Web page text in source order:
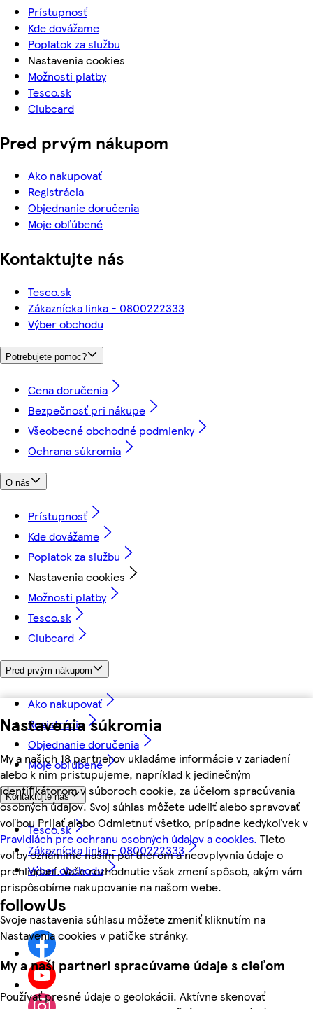
Nastavenia súkromia
My a našich 18 partnerov ukladáme informácie v zariadení
alebo k nim pristupujeme, napríklad k jedinečným
identifikátorom v súboroch cookie, za účelom spracúvania
osobných údajov. Svoj súhlas môžete udeliť alebo spravovať
voľbou Prijať alebo Odmietnuť všetko, prípadne kedykoľvek v
Pravidlách pre ochranu osobných údajov a cookies. Tieto
voľby oznámime našim partnerom a neovplyvnia údaje o
prehliadaní. Vaše rozhodnutie však zmení spôsob, akým vám
prispôsobíme nakupovanie na našom webe.
Svoje nastavenia súhlasu môžete zmeniť kliknutím na
Nastavenia cookies v pätičke stránky.
My a naši partneri spracúvame údaje s cieľom
Používať presné údaje o geolokácii. Aktívne skenovať
Prístupnosť
Kde dovážame
Poplatok za službu
Nastavenia cookies
Možnosti platby
Tesco.sk
Clubcard
Pred prvým nákupom
Ako nakupovať
Registrácia
Objednanie doručenia
Moje obľúbené
Kontaktujte nás
Tesco.sk
Zákaznícka linka - 0800222333
Výber obchodu
Potrebujete pomoc?
Cena doručenia
Bezpečnosť pri nákupe
Všeobecné obchodné podmienky
Ochrana súkromia
O nás
Prístupnosť
Kde dovážame
Poplatok za službu
Nastavenia cookies
Možnosti platby
Tesco.sk
Clubcard
Pred prvým nákupom
Ako nakupovať
Registrácia
Objednanie doručenia
Moje obľúbené
Kontaktujte nás
Tesco.sk
Zákaznícka linka - 0800222333
Výber obchodu
followUs